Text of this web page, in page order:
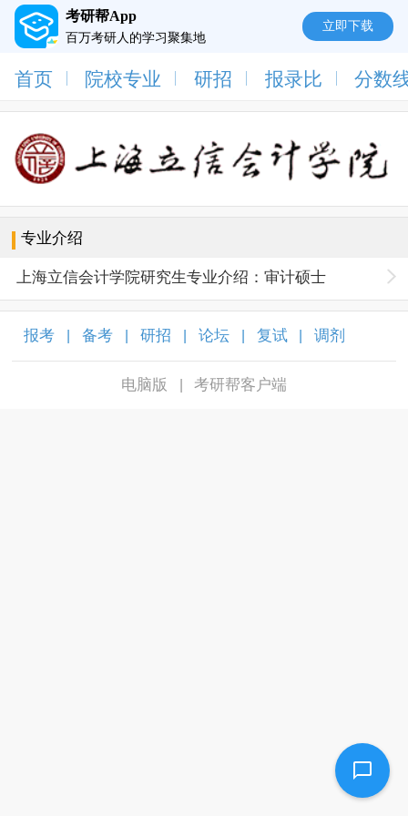
考研帮App
百万考研人的学习聚集地
立即下载
首页 院校专业 研招 报录比 分数
专业介绍
上海立信会计学院研究生专业介绍：审计硕士
报考 备考 研招 论坛 复试 调剂
电脑版 考研帮客户端